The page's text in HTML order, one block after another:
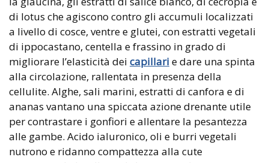
di lotus che agiscono contro gli accumuli localizzati
a livello di cosce, ventre e glutei, con estratti vegetali
di ippocastano, centella e frassino in grado di
migliorare l’elasticità dei capillari e dare una spinta
alla circolazione, rallentata in presenza della
cellulite. Alghe, sali marini, estratti di canfora e di
ananas vantano una spiccata azione drenante utile
per contrastare i gonfiori e allentare la pesantezza
alle gambe. Acido ialuronico, oli e burri vegetali
nutrono e ridanno compattezza alla cute